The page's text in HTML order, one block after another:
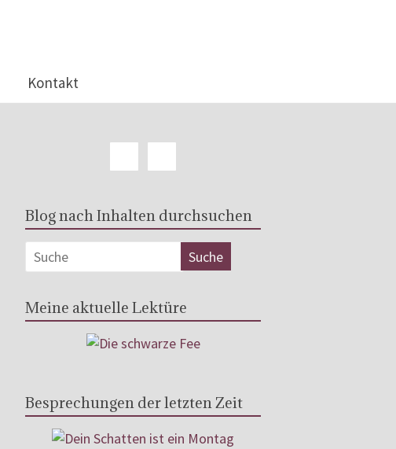
Kontakt
Blog nach Inhalten durchsuchen
Meine aktuelle Lektüre
Besprechungen der letzten Zeit